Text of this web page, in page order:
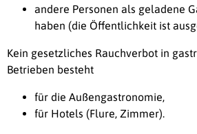
andere Personen als geladene
haben (die Öffentlichkeit ist
Kein gesetzliches Rauchverbot in
Betrieben besteht
für die Außengastronomie,
für Hotels (Flure, Zimmer).